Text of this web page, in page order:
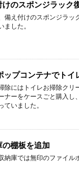
けのスポンジラック
備え付けのスポンジラッ
ました。
ップコンテナでトイ
除にはトイレお掃除ク
ナーをケースごと購入し
ていました。
の棚板を追加
納庫では無印のファイル